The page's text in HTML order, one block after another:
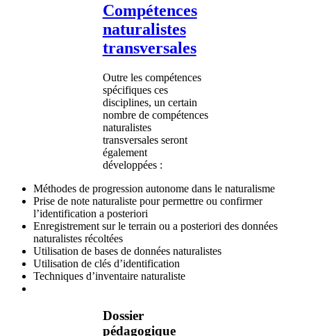
Compétences
naturalistes
transversales
Outre les compétences
spécifiques ces
disciplines, un certain
nombre de compétences
naturalistes
transversales seront
également
développées :
Méthodes de progression autonome dans le naturalisme
Prise de note naturaliste pour permettre ou confirmer
l’identification a posteriori
Enregistrement sur le terrain ou a posteriori des données
naturalistes récoltées
Utilisation de bases de données naturalistes
Utilisation de clés d’identification
Techniques d’inventaire naturaliste
Dossier
pédagogique